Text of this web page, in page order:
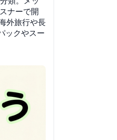
ナーで開
外旅行や長
ックやスー